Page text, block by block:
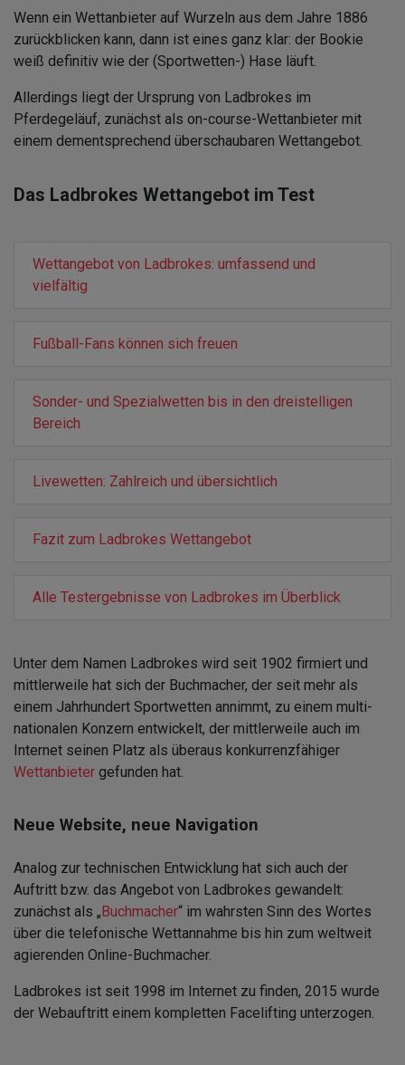
Wenn ein Wettanbieter auf Wurzeln aus dem Jahre 1886
zurückblicken kann, dann ist eines ganz klar: der Bookie
weiß definitiv wie der (Sportwetten-) Hase läuft.
Allerdings liegt der Ursprung von Ladbrokes im
Pferdegeläuf, zunächst als on-course-Wettanbieter mit
einem dementsprechend überschaubaren Wettangebot.
Das Ladbrokes Wettangebot im Test
Wettangebot von Ladbrokes: umfassend und
vielfältig
Fußball-Fans können sich freuen
Sonder- und Spezialwetten bis in den dreistelligen
Bereich
Livewetten: Zahlreich und übersichtlich
Fazit zum Ladbrokes Wettangebot
Alle Testergebnisse von Ladbrokes im Überblick
Unter dem Namen Ladbrokes wird seit 1902 firmiert und
mittlerweile hat sich der Buchmacher, der seit mehr als
einem Jahrhundert Sportwetten annimmt, zu einem multi-
nationalen Konzern entwickelt, der mittlerweile auch im
Internet seinen Platz als überaus konkurrenzfähiger
Wettanbieter gefunden hat.
Neue Website, neue Navigation
Analog zur technischen Entwicklung hat sich auch der
Auftritt bzw. das Angebot von Ladbrokes gewandelt:
zunächst als „Buchmacher“ im wahrsten Sinn des Wortes
über die telefonische Wettannahme bis hin zum weltweit
agierenden Online-Buchmacher.
Ladbrokes ist seit 1998 im Internet zu finden, 2015 wurde
der Webauftritt einem kompletten Facelifting unterzogen.